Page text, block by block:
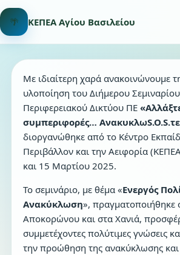
🌴 ΚΕΠΕΑ Αγίου Βασιλείου
Με ιδιαίτερη χαρά ανακοινώνουμε
υλοποίηση του Διήμερου
Περιφερειακού Δικτύου ΠΕ
συμπεριφορές…
διοργανώθηκε από το Κέντρο
Περιβάλλον και την Αειφορία
και 15 Μαρτίου 2025.
Το σεμινάριο, με θέμα «Ενεργός
Ανακύκλωση», πραγματοποιήθηκε
Αποκορώνου και στα Χανιά,
συμμετέχοντες πολύτιμες γνώσεις
την προώθηση της ανακύκλωσης και